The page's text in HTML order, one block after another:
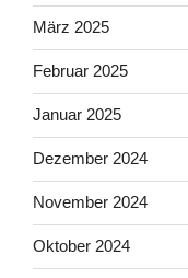
März 2025
Februar 2025
Januar 2025
Dezember 2024
November 2024
Oktober 2024